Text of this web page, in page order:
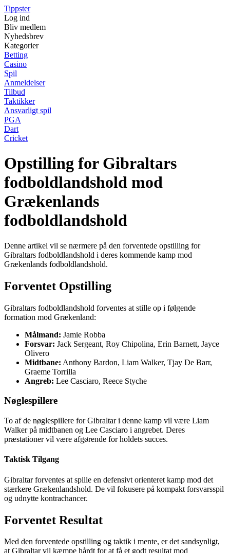
Tippster
Log ind
Bliv medlem
Nyhedsbrev
Kategorier
Betting
Casino
Spil
Anmeldelser
Tilbud
Taktikker
Ansvarligt spil
PGA
Dart
Cricket
Opstilling for Gibraltars
fodboldlandshold mod
Grækenlands
fodboldlandshold
Denne artikel vil se nærmere på den forventede opstilling for
Gibraltars fodboldlandshold i deres kommende kamp mod
Grækenlands fodboldlandshold.
Forventet Opstilling
Gibraltars fodboldlandshold forventes at stille op i følgende
formation mod Grækenland:
Målmand: Jamie Robba
Forsvar: Jack Sergeant, Roy Chipolina, Erin Barnett, Jayce
Olivero
Midtbane: Anthony Bardon, Liam Walker, Tjay De Barr,
Graeme Torrilla
Angreb: Lee Casciaro, Reece Styche
Nøglespillere
To af de nøglespillere for Gibraltar i denne kamp vil være Liam
Walker på midtbanen og Lee Casciaro i angrebet. Deres
præstationer vil være afgørende for holdets succes.
Taktisk Tilgang
Gibraltar forventes at spille en defensivt orienteret kamp mod det
stærkere Grækenlandshold. De vil fokusere på kompakt forsvarsspil
og udnytte kontrachancer.
Forventet Resultat
Med den forventede opstilling og taktik i mente, er det sandsynligt,
at Gibraltar vil kæmpe hårdt for at få et godt resultat mod